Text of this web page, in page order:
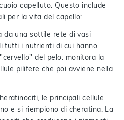
capelluto. Questo include
per la vita del capello:
da una sottile rete di vasi
tutti i nutrienti di cui hanno
del pelo: monitora la
pilifere che poi avviene nella
le principali cellule
e si riempiono di cheratina. La